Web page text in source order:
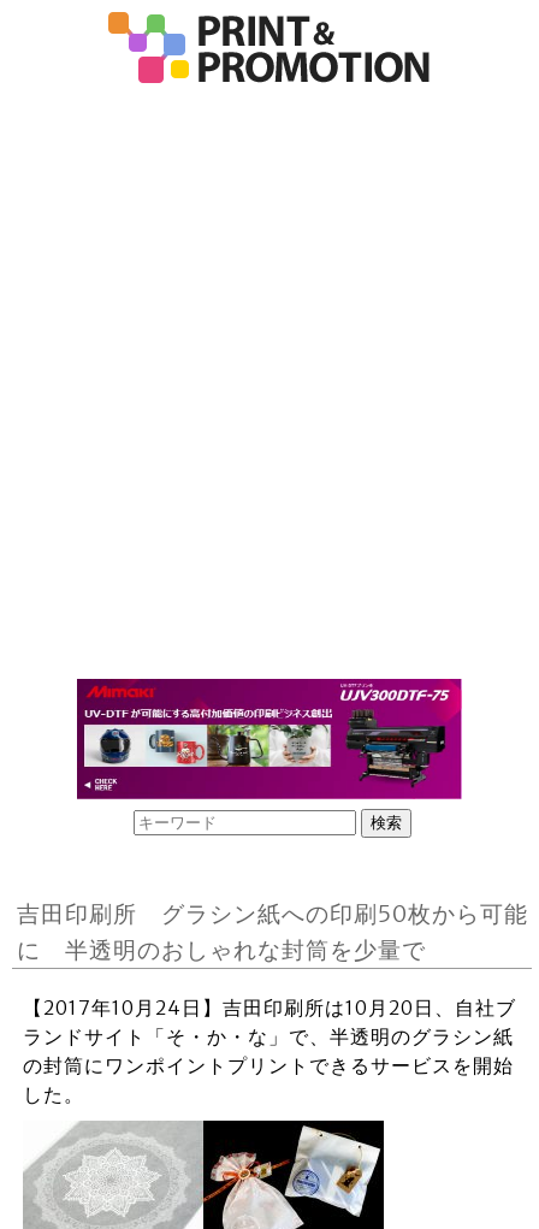
吉田印刷所 グラシン紙への印刷50枚から可能
に 半透明のおしゃれな封筒を少量で
【2017年10月24日】吉田印刷所は10月20日、自社ブ
ランドサイト「そ・か・な」で、半透明のグラシン紙
の封筒にワンポイントプリントできるサービスを開始
した。